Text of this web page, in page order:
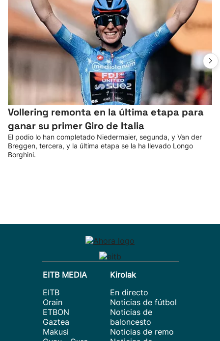
Vollering remonta en la última etapa para
ganar su primer Giro de Italia
El podio lo han completado Niedermaier, segunda, y Van der
Breggen, tercera, y la última etapa se la ha llevado Longo
Borghini.
EITB MEDIA
EITB
Orain
ETBON
Gaztea
Makusi
Kirolak
En directo
Noticias de fútbol
Noticias de
baloncesto
Noticias de remo